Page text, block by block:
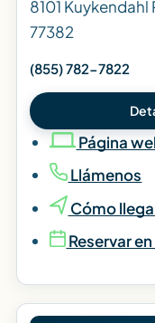
8101 Kuykendahl
77382
(855) 782-7822
Página
Llámenos
Cómo
Reservar